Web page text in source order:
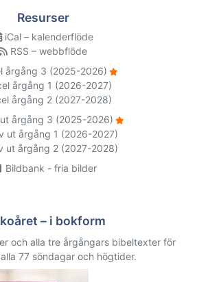
Resurser
iCal – kalenderflöde
RSS – webbflöde
årgång 3 (2025-2026)
årgång 1 (2026-2027)
årgång 2 (2027-2028)
årgång 3 (2025-2026)
ut årgång 1 (2026-2027)
ut årgång 2 (2027-2028)
Bildbank - fria bilder
– i bokform
och alla tre årgångars bibeltexter för
77 söndagar och högtider.